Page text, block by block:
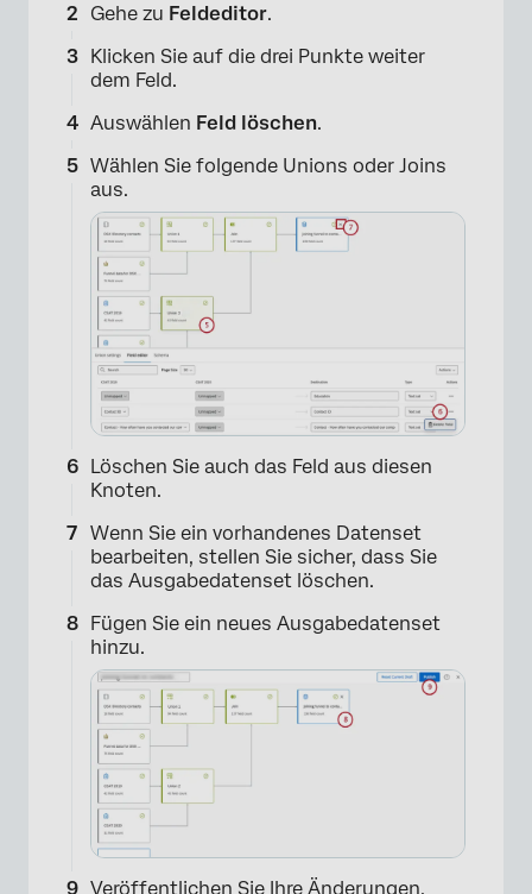
×
×
Gehe zu Feldeditor.
Klicken Sie auf die drei Punkte weiter
dem Feld.
Auswählen Feld löschen.
Wählen Sie folgende Unions oder Joins
aus.
Löschen Sie auch das Feld aus diesen
Knoten.
Wenn Sie ein vorhandenes Datenset
bearbeiten, stellen Sie sicher, dass Sie
das Ausgabedatenset löschen.
Fügen Sie ein neues Ausgabedatenset
hinzu.
Veröffentlichen Sie Ihre Änderungen.